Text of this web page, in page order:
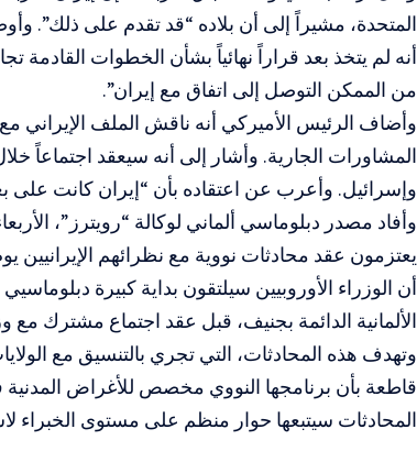
المتحدة، مشيراً إلى أن بلاده “قد تقدم على ذلك”.
أنه لم يتخذ بعد قراراً نهائياً بشأن الخطوات القادمة
من الممكن التوصل إلى اتفاق مع إيران”.
وأضاف الرئيس الأميركي أنه ناقش الملف
المشاورات الجارية. وأشار إلى أنه سيعقد اجتماعاً
وإسرائيل. وأعرب عن اعتقاده بأن “إيران كانت على
وأفاد مصدر دبلوماسي ألماني لوكالة “رويترز”،
يعتزمون عقد محادثات نووية مع نظرائهم
أن الوزراء الأوروبيين سيلتقون بداية كبيرة
الألمانية الدائمة بجنيف، قبل عقد اجتماع مشترك مع
وتهدف هذه المحادثات، التي تجري بالتنسيق مع
قاطعة بأن برنامجها النووي مخصص للأغراض
المحادثات سيتبعها حوار منظم على مستوى الخبراء